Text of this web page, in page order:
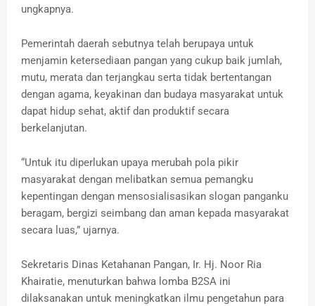
ungkapnya.
Pemerintah daerah sebutnya telah berupaya untuk
menjamin ketersediaan pangan yang cukup baik jumlah,
mutu, merata dan terjangkau serta tidak bertentangan
dengan agama, keyakinan dan budaya masyarakat untuk
dapat hidup sehat, aktif dan produktif secara
berkelanjutan.
“Untuk itu diperlukan upaya merubah pola pikir
masyarakat dengan melibatkan semua pemangku
kepentingan dengan mensosialisasikan slogan panganku
beragam, bergizi seimbang dan aman kepada masyarakat
secara luas,” ujarnya.
Sekretaris Dinas Ketahanan Pangan, Ir. Hj. Noor Ria
Khairatie, menuturkan bahwa lomba B2SA ini
dilaksanakan untuk meningkatkan ilmu pengetahun para